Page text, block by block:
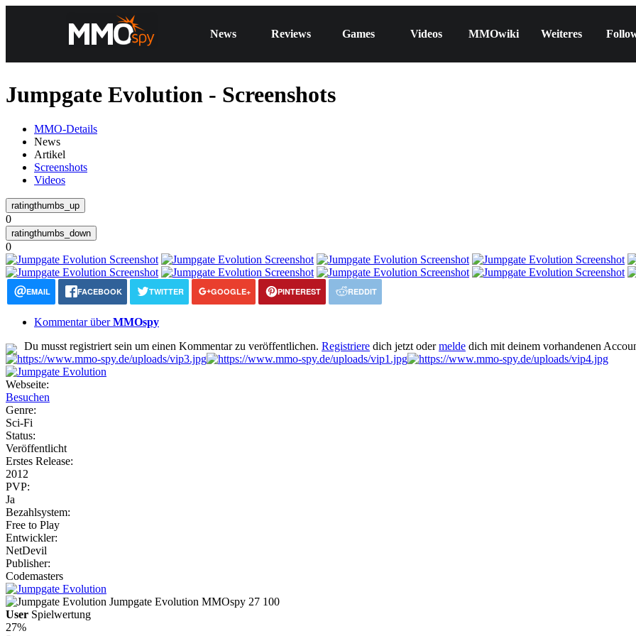
News Reviews Games Videos MMOwiki Weiteres
Jumpgate Evolution - Screenshots
MMO-Details
News
Artikel
Screenshots
Videos
0
0
EMAIL FACEBOOK TWITTER GOOGLE+ PINTEREST REDDIT
Kommentar überMMOspy
Du musst registriert sein um einen Kommentar zu veröffentlichen. Registriere dich jetzt odermelde dich mit deinem vorhandenen
Webseite:
Besuchen
Genre:
Sci-Fi
Status:
Veröffentlicht
Erstes Release:
2012
PVP:
Ja
Bezahlsystem:
Free to Play
Entwickler:
NetDevil
Publisher:
Codemasters
Jumpgate Evolution MMOspy 27 100
User Spielwertung
27%